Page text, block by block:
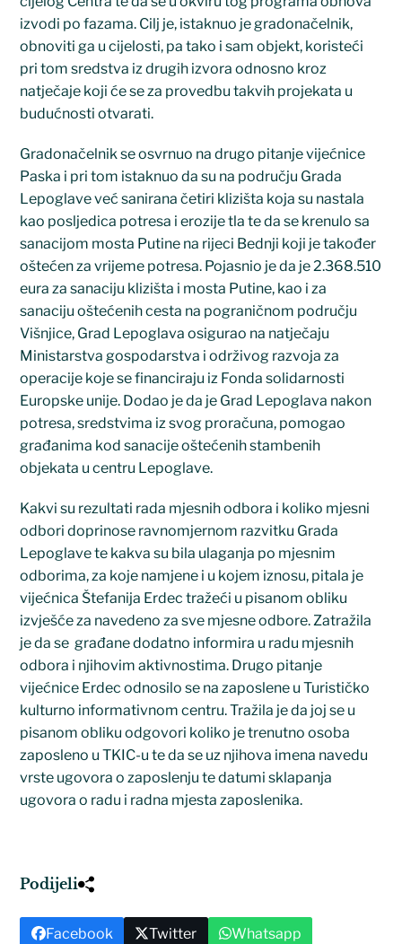
izvodi po fazama. Cilj je, istaknuo je gradonačelnik,
obnoviti ga u cijelosti, pa tako i sam objekt, koristeći
pri tom sredstva iz drugih izvora odnosno kroz
natječaje koji će se za provedbu takvih projekata u
budućnosti otvarati.
Gradonačelnik se osvrnuo na drugo pitanje vijećnice
Paska i pri tom istaknuo da su na području Grada
Lepoglave već sanirana četiri klizišta koja su nastala
kao posljedica potresa i erozije tla te da se krenulo sa
sanacijom mosta Putine na rijeci Bednji koji je također
oštećen za vrijeme potresa. Pojasnio je da je 2.368.510
eura za sanaciju klizišta i mosta Putine, kao i za
sanaciju oštećenih cesta na pograničnom području
Višnjice, Grad Lepoglava osigurao na natječaju
Ministarstva gospodarstva i održivog razvoja za
operacije koje se financiraju iz Fonda solidarnosti
Europske unije. Dodao je da je Grad Lepoglava nakon
potresa, sredstvima iz svog proračuna, pomogao
građanima kod sanacije oštećenih stambenih
objekata u centru Lepoglave.
Kakvi su rezultati rada mjesnih odbora i koliko mjesni
odbori doprinose ravnomjernom razvitku Grada
Lepoglave te kakva su bila ulaganja po mjesnim
odborima, za koje namjene i u kojem iznosu, pitala je
vijećnica Štefanija Erdec tražeći u pisanom obliku
izvješće za navedeno za sve mjesne odbore. Zatražila
je da se građane dodatno informira u radu mjesnih
odbora i njihovim aktivnostima. Drugo pitanje
vijećnice Erdec odnosilo se na zaposlene u Turističko
kulturno informativnom centru. Tražila je da joj se u
pisanom obliku odgovori koliko je trenutno osoba
zaposleno u TKIC-u te da se uz njihova imena navedu
vrste ugovora o zaposlenju te datumi sklapanja
ugovora o radu i radna mjesta zaposlenika.
Podijeli
Facebook Twitter
Whatsapp